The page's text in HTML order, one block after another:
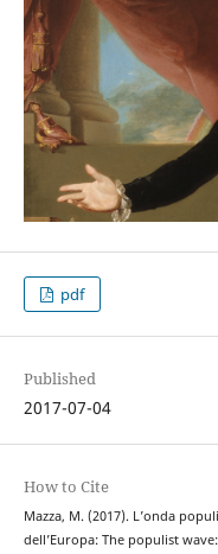
pdf
Published
2017-07-04
How to Cite
Mazza, M. (2017). L’onda
dell’Europa: The populist